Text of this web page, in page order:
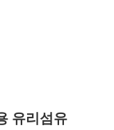
유리섬유